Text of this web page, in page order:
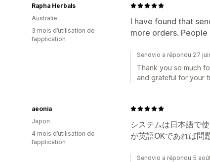
I have found that
more orders.
Rapha Herbals
Australie
3 mois d’utilisation de
l’application
Sendvio a répondu 27
Thank you so much
and grateful for your
システムは日本語で
が英語OKであれば問
aeonia
Japon
4 mois d’utilisation de
l’application
Sendvio a répondu 5